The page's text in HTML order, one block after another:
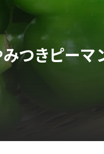
つきピーマ